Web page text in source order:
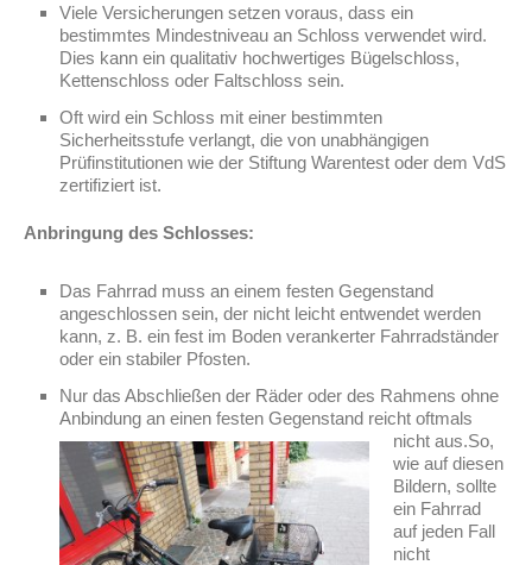
Viele Versicherungen setzen voraus, dass ein
bestimmtes Mindestniveau an Schloss verwendet wird.
Dies kann ein qualitativ hochwertiges Bügelschloss,
Kettenschloss oder Faltschloss sein.
Oft wird ein Schloss mit einer bestimmten
Sicherheitsstufe verlangt, die von unabhängigen
Prüfinstitutionen wie der Stiftung Warentest oder dem VdS
zertifiziert ist.
Anbringung des Schlosses:
Das Fahrrad muss an einem festen Gegenstand
angeschlossen sein, der nicht leicht entwendet werden
kann, z. B. ein fest im Boden verankerter Fahrradständer
oder ein stabiler Pfosten.
Nur das Abschließen der Räder oder des Rahmens ohne
Anbindung an einen festen Gegenstand reicht oftmals
nicht aus.So,
wie auf diesen
Bildern, sollte
ein Fahrrad
auf jeden Fall
nicht